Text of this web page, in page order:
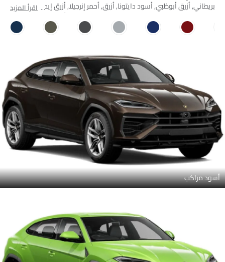
بريطاني, أزرق أبوظبي, أسود دايتونا, أزرق, أحمر إنرجيلا, أزرق إيمزلون,
رمادي معدني, رمادي ماراتيا, برونزي سبيكي معدني, أزرق قديم,
Bentayga White Sand Over Verdant, Arancio Argos, Giallo Orion,
Vesuvius Gray Metallic.
اقرأ المزيد
أسود مراكب